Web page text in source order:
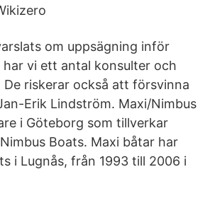
om uppsägning inför
har vi ett antal konsulter och
De riskerar också att försvinna
Erik Lindström. Maxi/Nimbus
i Göteborg som tillverkar
Boats. Maxi båtar har
i Lugnås, från 1993 till 2006 i